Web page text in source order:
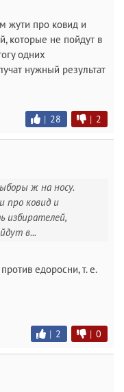
жути про ковид и
которые не пойдут в
одних
нужный результат
| 28 | 2
ж на носу.
про ковид и
избирателей,
в...
едоросни, т. е.
| 2 | 0